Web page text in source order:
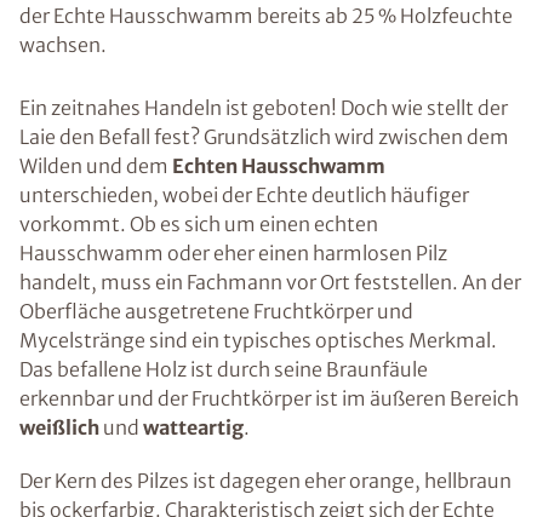
der Echte Hausschwamm bereits ab 25 % Holzfeuchte
wachsen.
Ein zeitnahes Handeln ist geboten! Doch wie stellt der
Laie den Befall fest? Grundsätzlich wird zwischen dem
Wilden und dem Echten Hausschwamm
unterschieden, wobei der Echte deutlich häufiger
vorkommt. Ob es sich um einen echten
Hausschwamm oder eher einen harmlosen Pilz
handelt, muss ein Fachmann vor Ort feststellen. An der
Oberfläche ausgetretene Fruchtkörper und
Mycelstränge sind ein typisches optisches Merkmal.
Das befallene Holz ist durch seine Braunfäule
erkennbar und der Fruchtkörper ist im äußeren Bereich
weißlich und watteartig.
Der Kern des Pilzes ist dagegen eher orange, hellbraun
bis ockerfarbig. Charakteristisch zeigt sich der Echte